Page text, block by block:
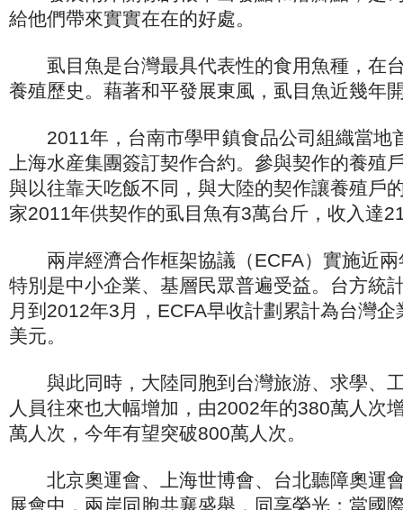
給他們帶來實實在在的好處。
虱目魚是台灣最具代表性的食用魚種，在
養殖歷史。藉著和平發展東風，虱目魚近幾年
2011年，台南市學甲鎮食品公司組織當地
上海水産集團簽訂契作合約。參與契作的養殖
與以往靠天吃飯不同，與大陸的契作讓養殖戶
家2011年供契作的虱目魚有3萬台斤，收入達
兩岸經濟合作框架協議（ECFA）實施近兩
特別是中小企業、基層民眾普遍受益。台方統
月到2012年3月，ECFA早收計劃累計為台灣
美元。
與此同時，大陸同胞到台灣旅游、求學、
人員往來也大幅增加，由2002年的380萬人次
萬人次，今年有望突破800萬人次。
北京奧運會、上海世博會、台北聽障奧運
展會中，兩岸同胞共襄盛舉，同享榮光；當國